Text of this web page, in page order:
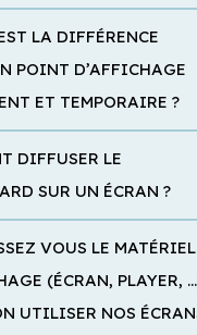
DIFFUSER LE
SUR UN ÉCRAN ?
VOUS LE MATÉRIEL
(ÉCRAN, PLAYER, …)
UTILISER NOS ÉCRANS
EST-IL HÉBERGÉ EN
ON PREMISE ?